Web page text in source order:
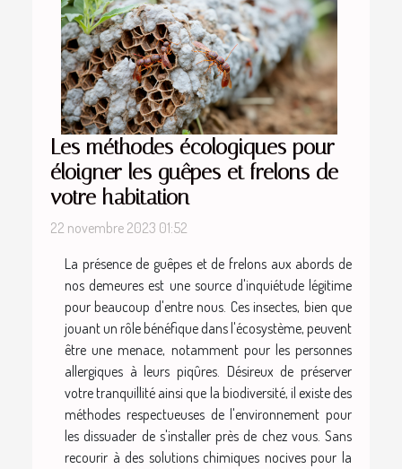
Les méthodes écologiques pour
éloigner les guêpes et frelons de
votre habitation
22 novembre 2023 01:52
La présence de guêpes et de frelons aux abords de
nos demeures est une source d'inquiétude légitime
pour beaucoup d'entre nous. Ces insectes, bien que
jouant un rôle bénéfique dans l'écosystème, peuvent
être une menace, notamment pour les personnes
allergiques à leurs piqûres. Désireux de préserver
votre tranquillité ainsi que la biodiversité, il existe des
méthodes respectueuses de l'environnement pour
les dissuader de s'installer près de chez vous. Sans
recourir à des solutions chimiques nocives pour la